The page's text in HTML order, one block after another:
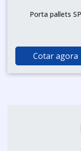
Porta pallets SP
Cotar agora